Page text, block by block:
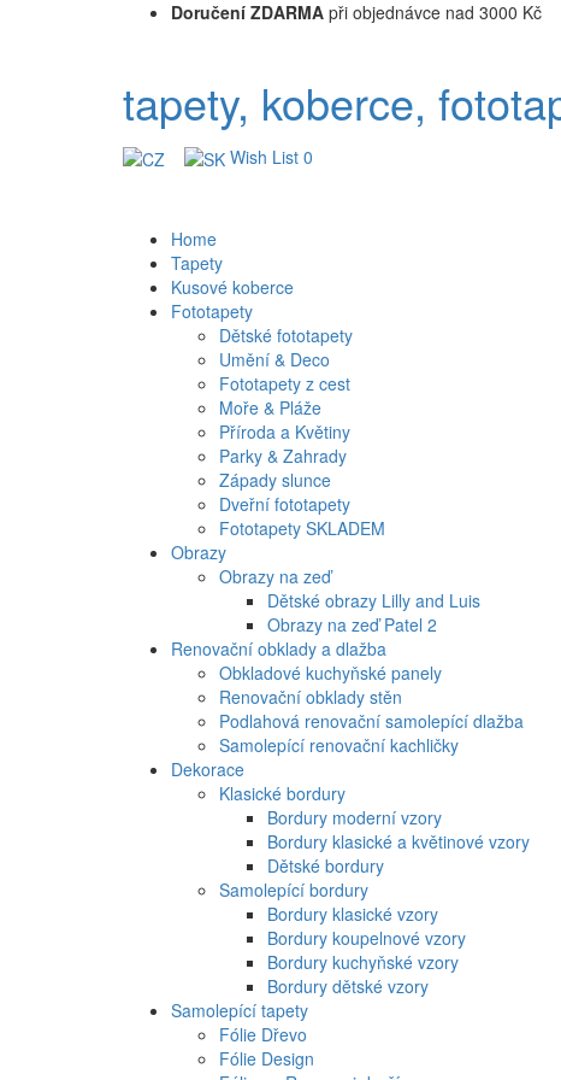
Doručení ZDARMA při objednávce nad 3000 Kč
tapety, koberce,
Wish List 0
Home
Tapety
Kusové koberce
Fototapety
Dětské fototapety
Umění & Deco
Fototapety z cest
Moře & Pláže
Příroda a Květiny
Parky & Zahrady
Západy slunce
Dveřní fototapety
Fototapety SKLADEM
Obrazy
Obrazy na zeď
Dětské obrazy Lilly and Luis
Obrazy na zeď Patel 2
Renovační obklady a dlažba
Obkladové kuchyňské panely
Renovační obklady stěn
Podlahová renovační samolepící dlažba
Samolepící renovační kachličky
Dekorace
Klasické bordury
Bordury moderní vzory
Bordury klasické a květinové vzory
Dětské bordury
Samolepící bordury
Bordury klasické vzory
Bordury koupelnové vzory
Bordury kuchyňské vzory
Bordury dětské vzory
Samolepící tapety
Fólie Dřevo
Fólie Design